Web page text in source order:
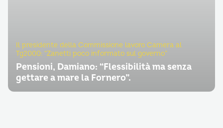
Il presidente della Commissione lavoro Camera al
Tg2000: “Zanetti poco informato sul governo”
Pensioni, Damiano: “Flessibilità ma senza
gettare a mare la Fornero”.